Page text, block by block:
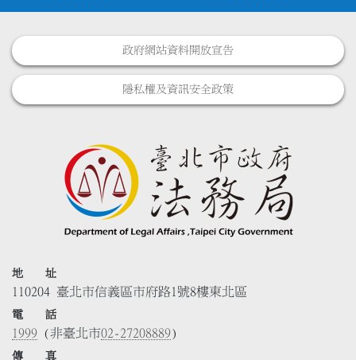
政府網站資料開放宣告
隱私權及資訊安全政策
地 址
110204 臺北市信義區市府路1號8樓東北區
電 話
1999 (非臺北市02-27208889)
傳 真